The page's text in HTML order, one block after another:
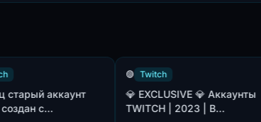
аккаунт
с
Twitch
💎 EXCLUSIVE 💎 Аккаунты
TWITCH | 2023 | В